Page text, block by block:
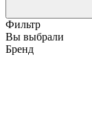
Фильтр
Вы выбрали
Бренд